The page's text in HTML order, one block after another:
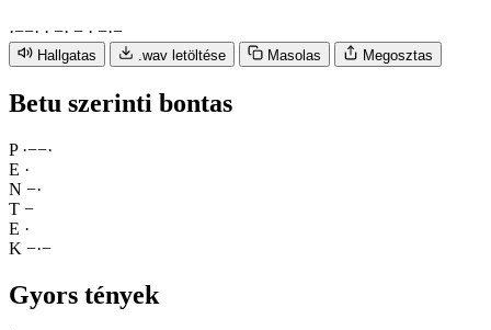
·−−· · −· − · −·−
Hallgatas .wav letöltése Masolas Megosztas
Betu szerinti bontas
P ·−−·
E ·
N −·
T −
E ·
K −·−
Gyors tények